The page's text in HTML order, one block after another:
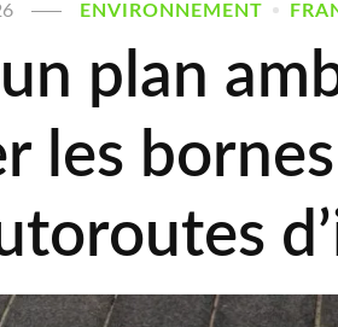
ENVIRONNEMENT
un plan
les